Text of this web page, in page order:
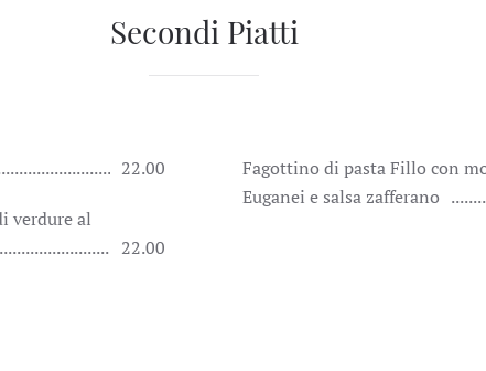
Secondi Piatti
22.00
verdure al
22.00
Fagottino di pasta Fillo con
Euganei e salsa zafferano